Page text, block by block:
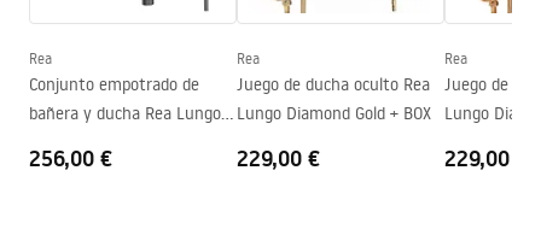
Tecnología de recubrimiento
PVD
Diámetro de la conexión
Distancia entre conexiones
150mm
Condiciones de garantía
Warranty_Terms_and_Conditions_Faucets_-_5.pdf
Rea
Conjunto empotrado de
bañera y ducha Rea Lungo
256,00 €
Rea
Juego de ducha oculto Rea
Lungo Diamond Gold + BOX
229,00 €
Rea
Juego de
Lungo
229,00 €